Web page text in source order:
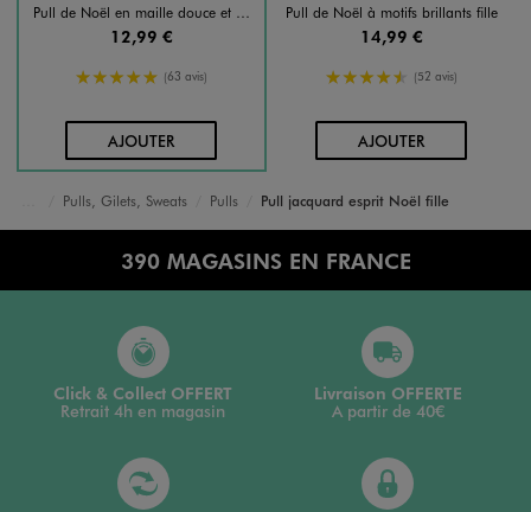
Pull de Noël en maille douce et chaude fille
12,99 €
5/5 de moyenne
(63 avis)
AJOUTERAU PANIER
Pull de Noël à motifs brillants fille
14,99 €
4.5/5 de moyenne
(52 avis)
AJOUTERAU PANIER
Pulls, Gilets, Sweats Pulls Pull jacquard esprit Noël fille
390 MAGASINS EN FRANCE
Click & Collect OFFERT
Retrait 4h en magasin
Livraison OFFERTE
A partir de 40€